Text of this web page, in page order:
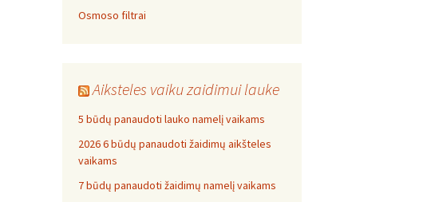
Osmoso filtrai
Aiksteles vaiku zaidimui lauke
5 būdų panaudoti lauko namelį vaikams
2026 6 būdų panaudoti žaidimų aikšteles
vaikams
7 būdų panaudoti žaidimų namelį vaikams